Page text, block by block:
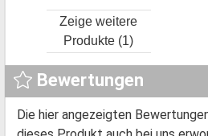
Zeige weitere
Produkte (1)
Bewertungen
Die hier angezeigten